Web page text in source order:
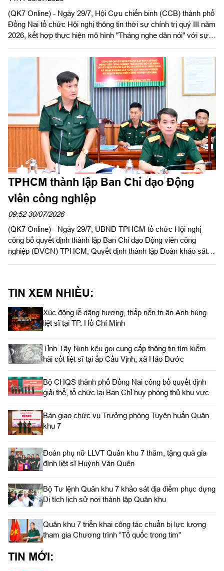
(QK7 Online) - Ngày 29/7, Hội Cựu chiến binh (CCB) thành phố
Đồng Nai tổ chức Hội nghị thông tin thời sự chính trị quý III năm
2026, kết hợp thực hiện mô hình "Tháng nghe dân nói" với sự
địa bàn.
TPHCM thành lập Ban Chỉ đạo Động
viên công nghiệp
09:52 30/07/2026
(QK7 Online) - Ngày 29/7, UBND TPHCM tổ chức Hội nghị
công bố quyết định thành lập Ban Chỉ đạo Động viên công
nghiệp (ĐVCN) TPHCM; Quyết định thành lập Đoàn khảo sát
Thiếu tướng Phan Quốc Việt, Phó Tư lệnh, Tham mưu trưởng
Bộ Tư lệnh TPHCM cùng các sở, ban, ngành Thành phố, các
doanh nghiệp ĐVCN được giao nhiệm vụ.
TIN XEM NHIỀU:
Xúc động lễ dâng hương, thắp nến tri ân Anh hùng
liệt sĩ tại TP. Hồ Chí Minh
Tỉnh Tây Ninh kêu gọi cung cấp thông tin tìm kiếm
hài cốt liệt sĩ tại ấp Cầu Vịnh, xã Hảo Đước
Bộ CHQS thành phố Đồng Nai công bố quyết định
giải thể, tổ chức lại Ban Chỉ huy phòng thủ khu vực
Bàn giao chức vụ Trưởng phòng Tuyên huấn Quân
khu 7
Đoàn phụ nữ LLVT Quân khu 7 thăm, tặng quà gia
đình liệt sĩ Huỳnh Văn Quên
Bộ Tư lệnh Quân khu 7 khảo sát địa điểm phục dựng
Di tích lịch sử nơi thành lập Quân khu
Quân khu 7 triển khai công tác chuẩn bị lực lượng
tham gia Chương trình “Tổ quốc trong tim”
TIN MỚI: